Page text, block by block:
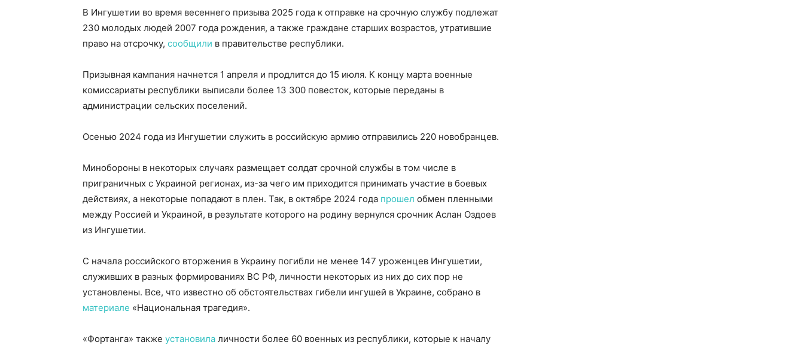
В Ингушетии во время весеннего призыва 2025 года к отправке на срочную службу подлежат
230 молодых людей 2007 года рождения, а также граждане старших возрастов, утратившие
право на отсрочку, сообщили в правительстве республики.
Призывная кампания начнется 1 апреля и продлится до 15 июля. К концу марта военные
комиссариаты республики выписали более 13 300 повесток, которые переданы в
администрации сельских поселений.
Осенью 2024 года из Ингушетии служить в российскую армию отправились 220 новобранцев.
Минобороны в некоторых случаях размещает солдат срочной службы в том числе в
приграничных с Украиной регионах, из-за чего им приходится принимать участие в боевых
действиях, а некоторые попадают в плен. Так, в октябре 2024 года прошел обмен пленными
между Россией и Украиной, в результате которого на родину вернулся срочник Аслан Оздоев
из Ингушетии.
С начала российского вторжения в Украину погибли не менее 147 уроженцев Ингушетии,
служивших в разных формированиях ВС РФ, личности некоторых из них до сих пор не
установлены. Все, что известно об обстоятельствах гибели ингушей в Украине, собрано в
материале «Национальная трагедия».
«Фортанга» также установила личности более 60 военных из республики, которые к началу